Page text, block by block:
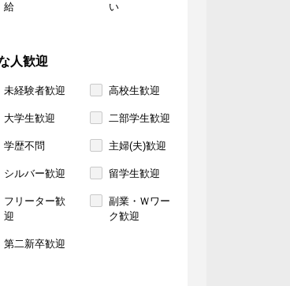
給
い
人歓迎
未経験者歓迎 高校生歓迎
大学生歓迎 二部学生歓迎
学歴不問 主婦(夫)歓迎
シルバー歓迎 留学生歓迎
フリーター歓
迎
副業・Ｗワー
ク歓迎
第二新卒歓迎